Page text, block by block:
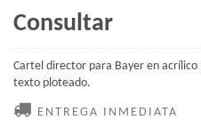
Consultar
Cartel director para Bayer en
texto ploteado.
ENTREGA INMEDIATA